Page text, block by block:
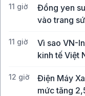
11 giờ
Đồng yen
vào trang
11 giờ
Vì sao VN-
kinh tế Việt
12 giờ
Điện Máy
mức tăng